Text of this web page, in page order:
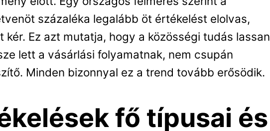
százaléka legalább öt értékelést elolvas,
kér. Ez azt mutatja, hogy a közösségi tudás lassan
lett a vásárlási folyamatnak, nem csupán
Minden bizonnyal ez a trend tovább erősödik.
fő típusai és